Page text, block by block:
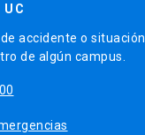
UC
accidente o
de algún campus.